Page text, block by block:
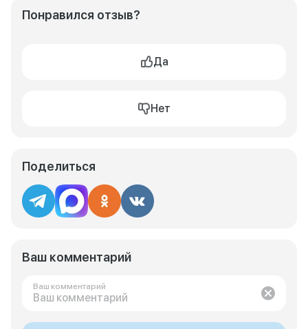
Понравился отзыв?
Да
Нет
Поделиться
Ваш комментарий
Ваш комментарий